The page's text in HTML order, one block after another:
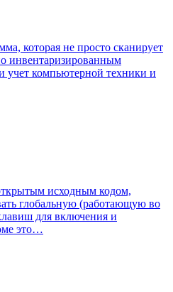
которая не просто сканирует
инвентаризированным
учет компьютерной техники и
исходным кодом,
глобальную (работающую во
для включения и
это…